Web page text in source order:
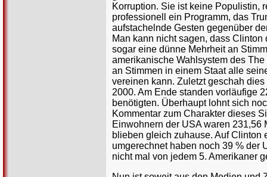
Korruption. Sie ist keine Populistin,
professionell ein Programm, das
aufstachelnde Gesten gegenüber
Man kann nicht sagen, dass
sogar eine dünne Mehrheit an
amerikanische Wahlsystem des
an Stimmen in einem Staat alle
vereinen kann. Zuletzt geschah
2000. Am Ende standen vorläufige
benötigten. Überhaupt lohnt sich
Kommentar zum Charakter dieses
Einwohnern der USA waren 231,56
blieben gleich zuhause. Auf Clinton
umgerechnet haben noch 39 % der
nicht mal von jedem 5. Amerikaner